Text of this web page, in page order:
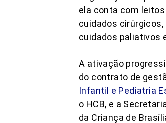
ela conta com
cuidados
cuidados paliativos
A ativação
do contrato de
Infantil e Pediatria
o HCB, e a
da Criança de